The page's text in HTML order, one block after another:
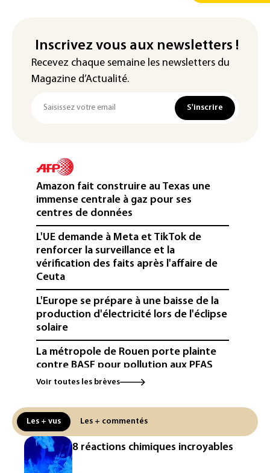
Inscrivez vous aux newsletters !
Recevez chaque semaine les newsletters du
Magazine d’Actualité.
S'inscrire
Amazon fait construire au Texas une
immense centrale à gaz pour ses
centres de données
L'UE demande à Meta et TikTok de
renforcer la surveillance et la
vérification des faits après l'affaire de
Ceuta
L'Europe se prépare à une baisse de la
production d'électricité lors de l'éclipse
solaire
La métropole de Rouen porte plainte
contre BASF pour pollution aux PFAS
Canicule: à l'arrêt depuis fin juillet, la
réseau
Véhicules de livraison autonomes: la
France ouvre la voie à leur
homologation
Voir toutes les brèves
Les + vus Les + commentés
8 réactions chimiques incroyables